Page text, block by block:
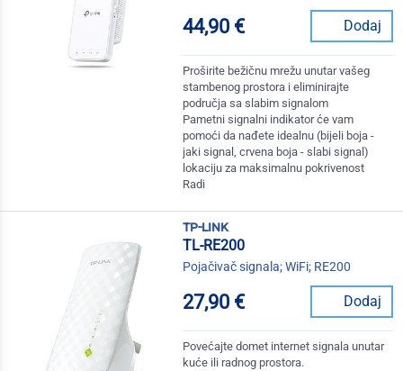
44,90 € Dodaj
Proširite bežičnu mrežu unutar vašeg
stambenog prostora i eliminirajte
područja sa slabim signalom
Pametni signalni indikator će vam
pomoći da nađete idealnu (bijeli boja -
jaki signal, crvena boja - slabi signal)
lokaciju za maksimalnu pokrivenost
Radi
tp-link
TL-RE200
Pojačivač signala; WiFi; RE200
27,90 € Dodaj
Povećajte domet internet signala unutar
kuće ili radnog prostora.